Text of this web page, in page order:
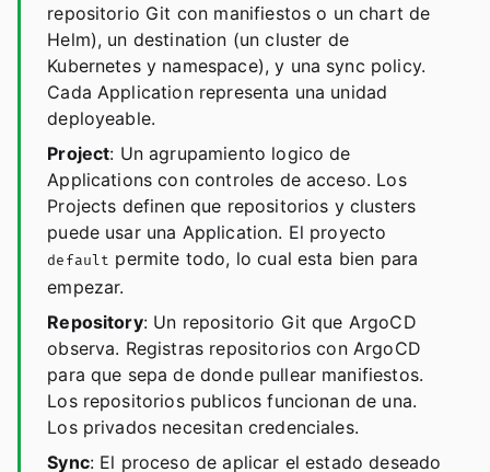
repositorio Git con manifiestos o un chart de
Helm), un destination (un cluster de
Kubernetes y namespace), y una sync policy.
Cada Application representa una unidad
deployeable.
Project: Un agrupamiento logico de
Applications con controles de acceso. Los
Projects definen que repositorios y clusters
puede usar una Application. El proyecto
default permite todo, lo cual esta bien para
empezar.
Repository: Un repositorio Git que ArgoCD
observa. Registras repositorios con ArgoCD
para que sepa de donde pullear manifiestos.
Los repositorios publicos funcionan de una.
Los privados necesitan credenciales.
Sync: El proceso de aplicar el estado deseado